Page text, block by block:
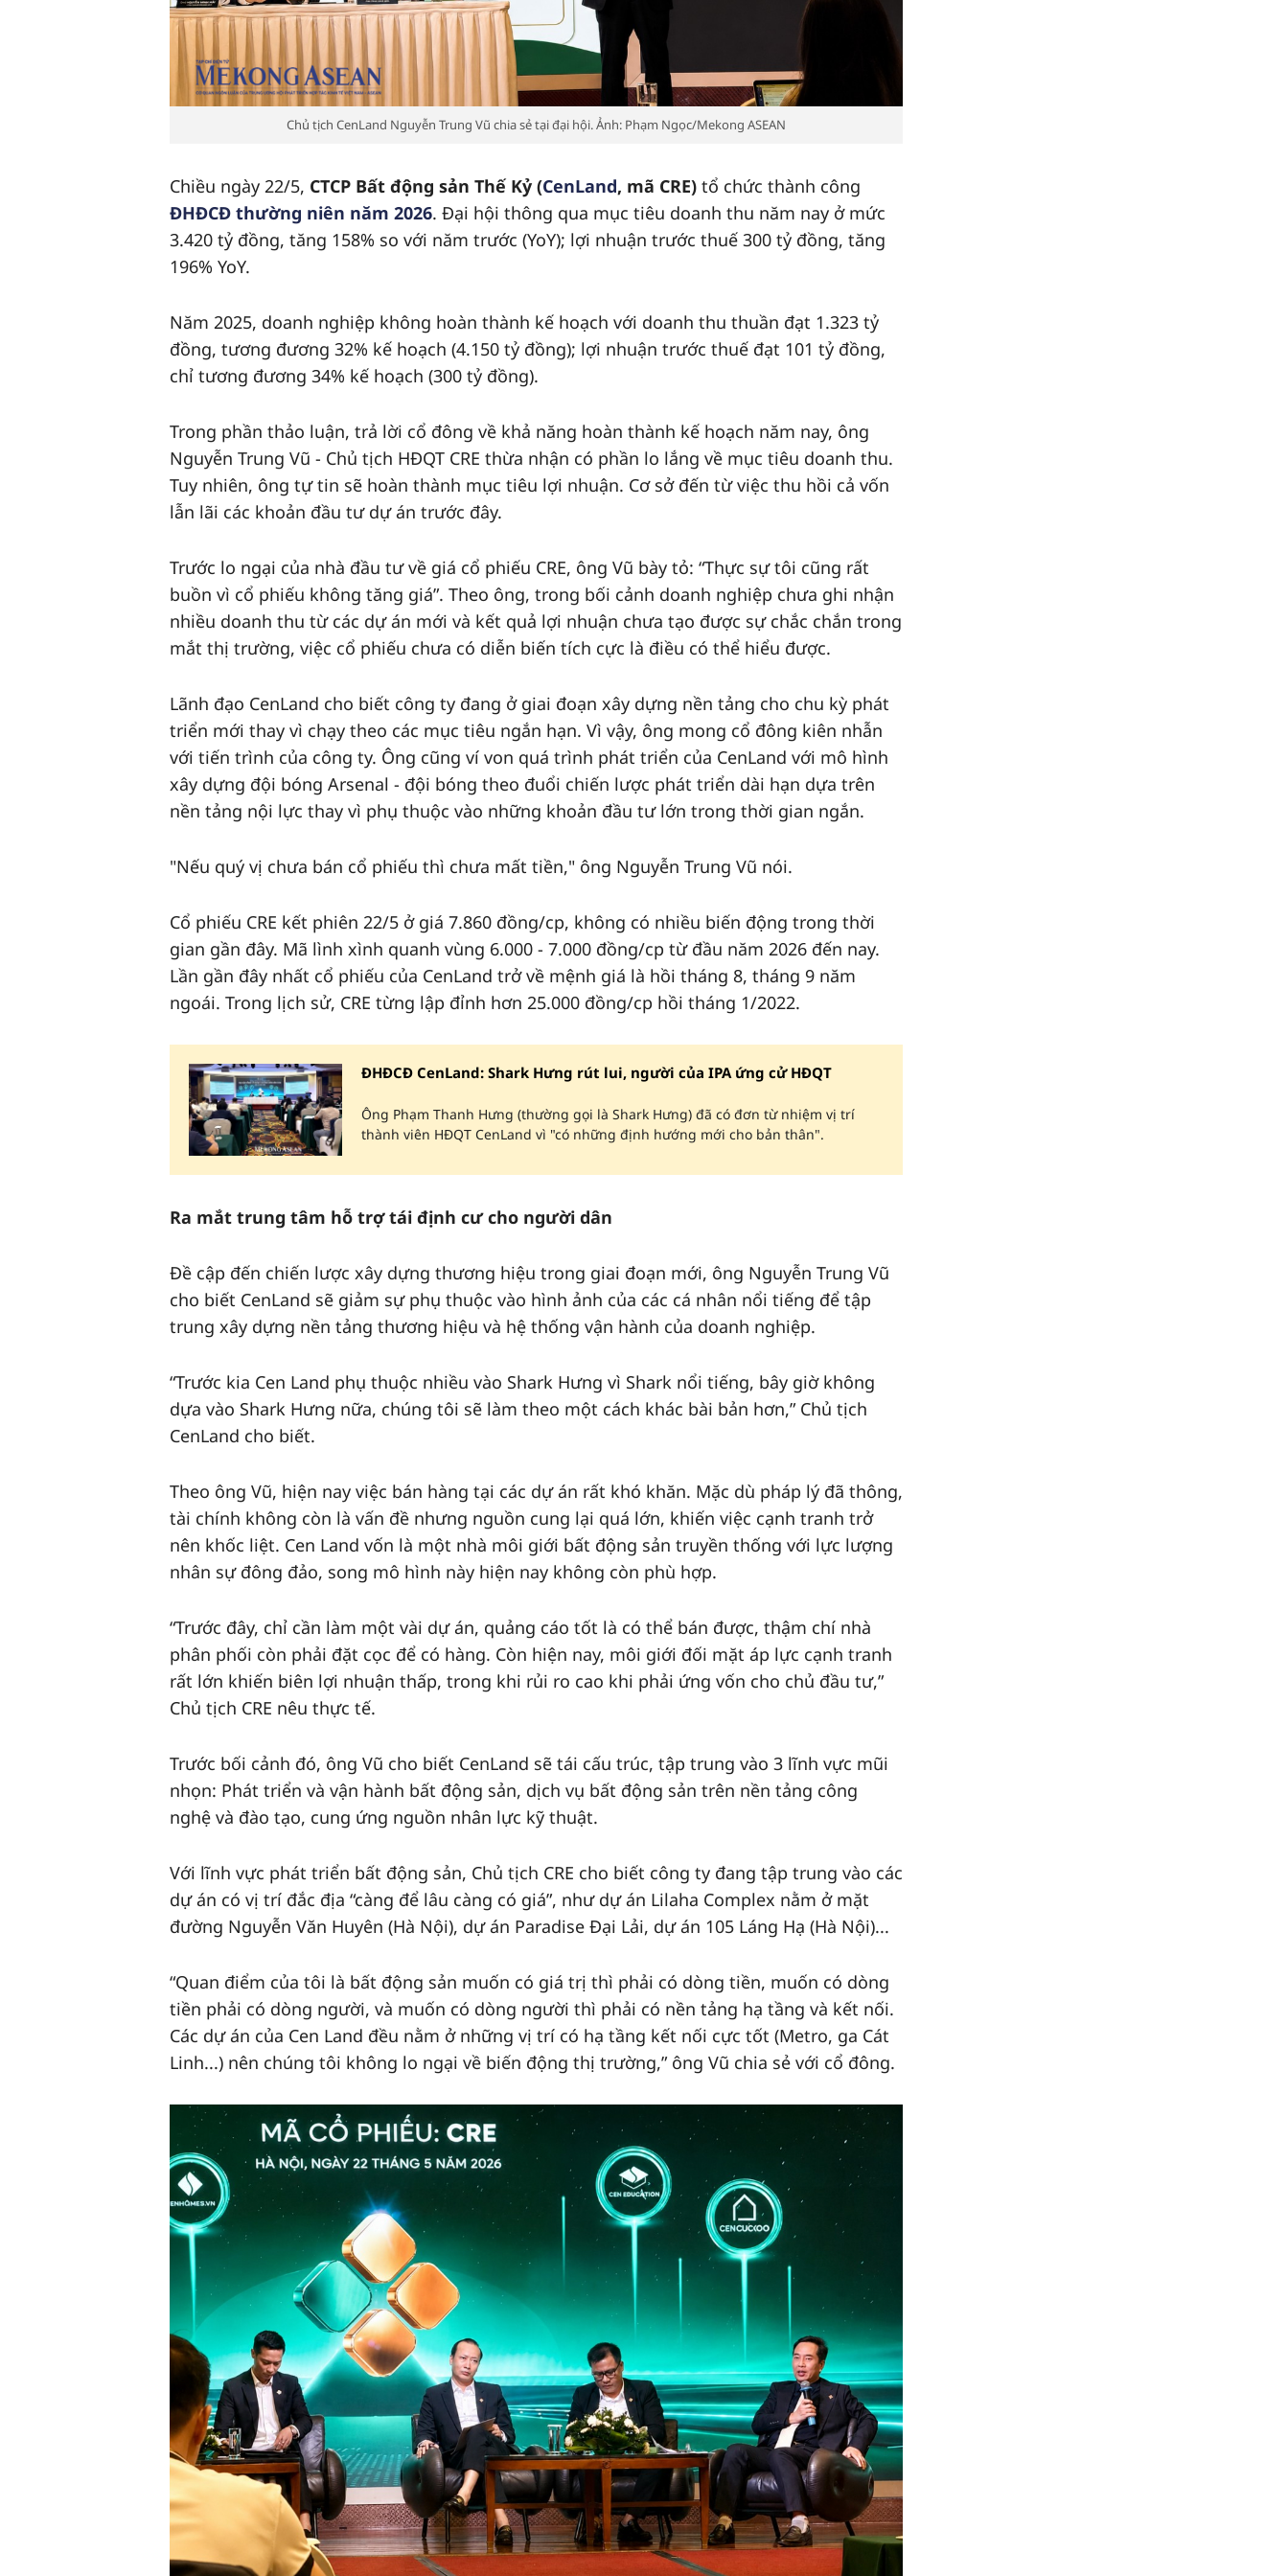
Chủ tịch CenLand Nguyễn Trung Vũ chia sẻ tại đại hội. Ảnh: Phạm Ngọc/Mekong ASEAN
Chiều ngày 22/5, CTCP Bất động sản Thế Kỷ (CenLand, mã CRE) tổ chức thành công
ĐHĐCĐ thường niên năm 2026. Đại hội thông qua mục tiêu doanh thu năm nay ở mức
3.420 tỷ đồng, tăng 158% so với năm trước (YoY); lợi nhuận trước thuế 300 tỷ đồng, tăng
196% YoY.
Năm 2025, doanh nghiệp không hoàn thành kế hoạch với doanh thu thuần đạt 1.323 tỷ
đồng, tương đương 32% kế hoạch (4.150 tỷ đồng); lợi nhuận trước thuế đạt 101 tỷ đồng,
chỉ tương đương 34% kế hoạch (300 tỷ đồng).
Trong phần thảo luận, trả lời cổ đông về khả năng hoàn thành kế hoạch năm nay, ông
Nguyễn Trung Vũ - Chủ tịch HĐQT CRE thừa nhận có phần lo lắng về mục tiêu doanh thu.
Tuy nhiên, ông tự tin sẽ hoàn thành mục tiêu lợi nhuận. Cơ sở đến từ việc thu hồi cả vốn
lẫn lãi các khoản đầu tư dự án trước đây.
Trước lo ngại của nhà đầu tư về giá cổ phiếu CRE, ông Vũ bày tỏ: “Thực sự tôi cũng rất
buồn vì cổ phiếu không tăng giá”. Theo ông, trong bối cảnh doanh nghiệp chưa ghi nhận
nhiều doanh thu từ các dự án mới và kết quả lợi nhuận chưa tạo được sự chắc chắn trong
mắt thị trường, việc cổ phiếu chưa có diễn biến tích cực là điều có thể hiểu được.
Lãnh đạo CenLand cho biết công ty đang ở giai đoạn xây dựng nền tảng cho chu kỳ phát
triển mới thay vì chạy theo các mục tiêu ngắn hạn. Vì vậy, ông mong cổ đông kiên nhẫn
với tiến trình của công ty. Ông cũng ví von quá trình phát triển của CenLand với mô hình
xây dựng đội bóng Arsenal - đội bóng theo đuổi chiến lược phát triển dài hạn dựa trên
nền tảng nội lực thay vì phụ thuộc vào những khoản đầu tư lớn trong thời gian ngắn.
"Nếu quý vị chưa bán cổ phiếu thì chưa mất tiền," ông Nguyễn Trung Vũ nói.
Cổ phiếu CRE kết phiên 22/5 ở giá 7.860 đồng/cp, không có nhiều biến động trong thời
gian gần đây. Mã lình xình quanh vùng 6.000 - 7.000 đồng/cp từ đầu năm 2026 đến nay.
Lần gần đây nhất cổ phiếu của CenLand trở về mệnh giá là hồi tháng 8, tháng 9 năm
ngoái. Trong lịch sử, CRE từng lập đỉnh hơn 25.000 đồng/cp hồi tháng 1/2022.
ĐHĐCĐ CenLand: Shark Hưng rút lui, người của IPA ứng cử HĐQT
Ông Phạm Thanh Hưng (thường gọi là Shark Hưng) đã có đơn từ nhiệm vị trí
thành viên HĐQT CenLand vì "có những định hướng mới cho bản thân".
Ra mắt trung tâm hỗ trợ tái định cư cho người dân
Đề cập đến chiến lược xây dựng thương hiệu trong giai đoạn mới, ông Nguyễn Trung Vũ
cho biết CenLand sẽ giảm sự phụ thuộc vào hình ảnh của các cá nhân nổi tiếng để tập
trung xây dựng nền tảng thương hiệu và hệ thống vận hành của doanh nghiệp.
“Trước kia Cen Land phụ thuộc nhiều vào Shark Hưng vì Shark nổi tiếng, bây giờ không
dựa vào Shark Hưng nữa, chúng tôi sẽ làm theo một cách khác bài bản hơn,” Chủ tịch
CenLand cho biết.
Theo ông Vũ, hiện nay việc bán hàng tại các dự án rất khó khăn. Mặc dù pháp lý đã thông,
tài chính không còn là vấn đề nhưng nguồn cung lại quá lớn, khiến việc cạnh tranh trở
nên khốc liệt. Cen Land vốn là một nhà môi giới bất động sản truyền thống với lực lượng
nhân sự đông đảo, song mô hình này hiện nay không còn phù hợp.
“Trước đây, chỉ cần làm một vài dự án, quảng cáo tốt là có thể bán được, thậm chí nhà
phân phối còn phải đặt cọc để có hàng. Còn hiện nay, môi giới đối mặt áp lực cạnh tranh
rất lớn khiến biên lợi nhuận thấp, trong khi rủi ro cao khi phải ứng vốn cho chủ đầu tư,”
Chủ tịch CRE nêu thực tế.
Trước bối cảnh đó, ông Vũ cho biết CenLand sẽ tái cấu trúc, tập trung vào 3 lĩnh vực mũi
nhọn: Phát triển và vận hành bất động sản, dịch vụ bất động sản trên nền tảng công
nghệ và đào tạo, cung ứng nguồn nhân lực kỹ thuật.
Với lĩnh vực phát triển bất động sản, Chủ tịch CRE cho biết công ty đang tập trung vào các
dự án có vị trí đắc địa “càng để lâu càng có giá”, như dự án Lilaha Complex nằm ở mặt
đường Nguyễn Văn Huyên (Hà Nội), dự án Paradise Đại Lải, dự án 105 Láng Hạ (Hà Nội)...
“Quan điểm của tôi là bất động sản muốn có giá trị thì phải có dòng tiền, muốn có dòng
tiền phải có dòng người, và muốn có dòng người thì phải có nền tảng hạ tầng và kết nối.
Các dự án của Cen Land đều nằm ở những vị trí có hạ tầng kết nối cực tốt (Metro, ga Cát
Linh...) nên chúng tôi không lo ngại về biến động thị trường,” ông Vũ chia sẻ với cổ đông.